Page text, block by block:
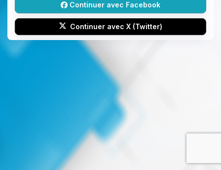
Continuer avec Facebook
Continuer avec X (Twitter)